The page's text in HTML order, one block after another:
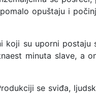
opuštaju i
koji su uporni postaju
minuta slave, a
se sviđa,